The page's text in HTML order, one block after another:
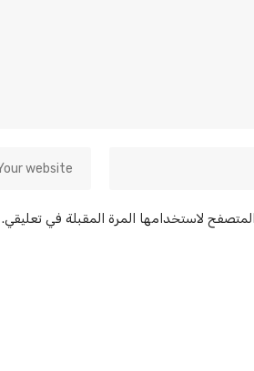
لاستخدامها المرة المقبلة في تعليقي.